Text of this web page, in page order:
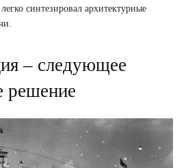
синтезировал архитектурные
– следующее
решение